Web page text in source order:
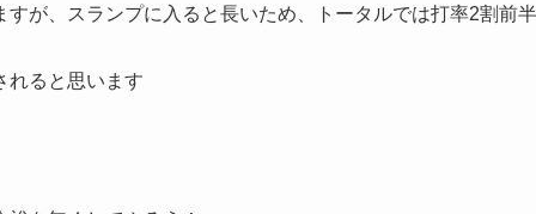
が、スランプに入ると長いため、トータルでは打率2割前半
れると思います